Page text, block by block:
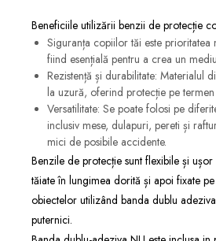
Beneficiile utilizării benzii de protecție
Siguranța copiilor tăi este prioritatea
fiind esențială pentru a crea un
Rezistență și durabilitate: Materialul
la uzură, oferind protecție pe
Versatilitate: Se poate folosi pe
inclusiv mese, dulapuri, pereti și
mici de posibile accidente.
Benzile de protecție sunt flexibile și ușor
tăiate în lungimea dorită și apoi fixate
obiectelor utilizând banda dublu
puternici.